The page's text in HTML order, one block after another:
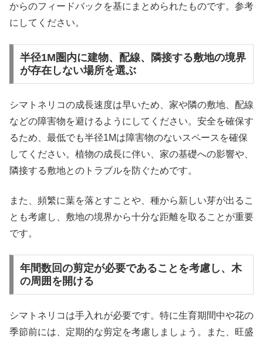
からのフィードバックを基にまとめられたものです。参考
にしてください。
半径1M圏内に建物、配線、隣接する敷地の境界
が存在しない場所を選ぶ
シマトネリコの成長速度は早いため、家や隣の敷地、配線
などの障害物を避けるようにしてください。安全を確保す
るため、最低でも半径1Mは障害物のないスペースを確保
してください。植物の成長に伴い、家の基礎への影響や、
隣接する敷地とのトラブルを防ぐためです。
また、頻繁に葉を落とすことや、種から新しい芽が出るこ
とも考慮し、敷地の境界から十分な距離を取ることが重要
です。
年間数回の剪定が必要であることを考慮し、木
の周囲を開ける
シマトネリコは手入れが必要です。特に生育期間中や花の
季節前には、定期的な剪定を考慮しましょう。また、旺盛